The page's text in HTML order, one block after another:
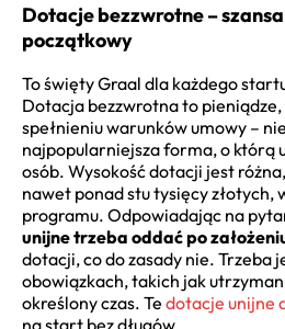
Dotacje bezzwrotne –
początkowy
To święty Graal dla każdego
Dotacja bezzwrotna to
spełnieniu warunków umowy –
najpopularniejsza forma, o którą
osób. Wysokość dotacji jest
nawet ponad stu tysięcy złotych,
programu. Odpowiadając na
unijne trzeba oddać po
dotacji, co do zasady nie. Trzeba
obowiązkach, takich jak
określony czas. Te dotacje unijne
na start bez długów.